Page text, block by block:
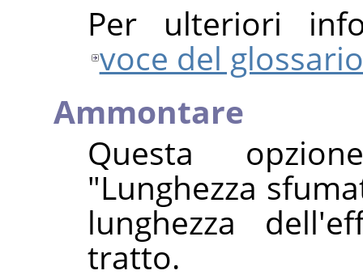
Per ulteriori
voce del glossario
Ammontare
Questa
"Lunghezza
lunghezza
tratto.